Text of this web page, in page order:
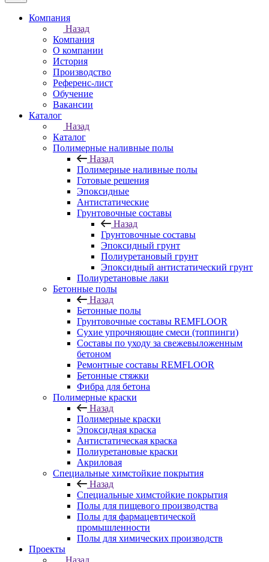
Компания
Назад
Компания
О компании
История
Производство
Референс-лист
Обучение
Вакансии
Каталог
Назад
Каталог
Полимерные наливные полы
Назад
Полимерные наливные полы
Готовые решения
Эпоксидные
Антистатические
Грунтовочные составы
Назад
Грунтовочные составы
Эпоксидный грунт
Полиуретановый грунт
Эпоксидный антистатический грунт
Полиуретановые лаки
Бетонные полы
Назад
Бетонные полы
Грунтовочные составы REMFLOOR
Сухие упрочняющие смеси (топпинги)
Составы по уходу за свежевыложенным
бетоном
Ремонтные составы REMFLOOR
Бетонные стяжки
Фибра для бетона
Полимерные краски
Назад
Полимерные краски
Эпоксидная краска
Антистатическая краска
Полиуретановые краски
Акриловая
Специальные химстойкие покрытия
Назад
Специальные химстойкие покрытия
Полы для пищевого производства
Полы для фармацевтической
промышленности
Полы для химических производств
Проекты
Назад